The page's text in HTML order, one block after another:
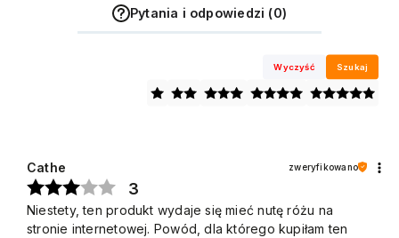
Pytania i odpowiedzi (0)
Wyczyść Szukaj
Cathe zweryfikowano
3
Niestety, ten produkt wydaje się mieć nutę różu na
stronie internetowej. Powód, dla którego kupiłam ten